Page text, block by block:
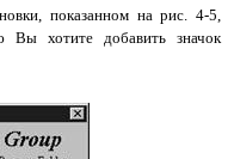
показанном на рис. 4-5,
хотите добавить значок